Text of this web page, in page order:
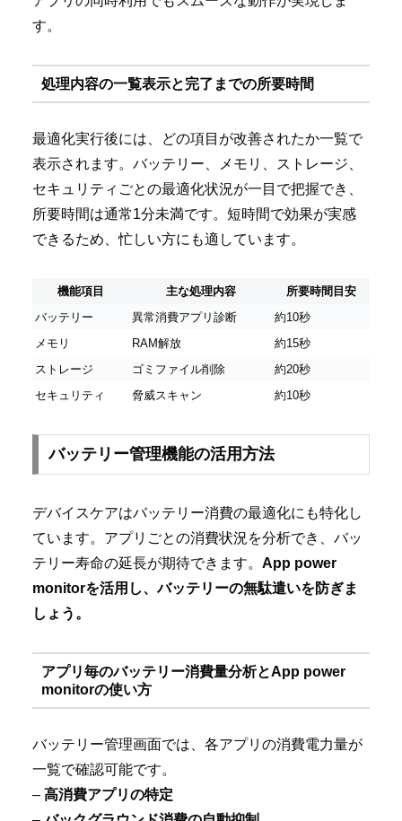
す。
処理内容の一覧表示と完了までの所要時間
最適化実行後には、どの項目が改善されたか一覧で
表示されます。バッテリー、メモリ、ストレージ、
セキュリティごとの最適化状況が一目で把握でき、
所要時間は通常1分未満です。短時間で効果が実感
できるため、忙しい方にも適しています。
機能項目 主な処理内容
所要時間目安
バッテリー
異常消費アプリ診断
約10秒
メモリ
RAM解放
約15秒
ストレージ
ゴミファイル削除
約20秒
セキュリティ
脅威スキャン 約10秒
バッテリー管理機能の活用方法
デバイスケアはバッテリー消費の最適化にも特化し
ています。アプリごとの消費状況を分析でき、バッ
テリー寿命の延長が期待できます。 App power
monitorを活用し、バッテリーの無駄遣いを防ぎま
しょう。
アプリ毎のバッテリー消費量分析とApp power
monitorの使い方
バッテリー管理画面では、各アプリの消費電力量が
一覧で確認可能です。
– 高消費アプリの特定